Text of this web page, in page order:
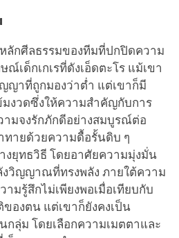
หลักศีลธรรมของทีมที่ปกปิดความ
เด็กเกเรที่ดังเอ็ดตะโร แม้เขา
ญญาที่ถูกมองว่าต่ำ แต่เขาก็มี
งวดซึ่งให้ความสำคัญกับการ
มจงรักภักดีอย่างสมบูรณ์ต่อ
ทายด้วยความดื้อรั้นดิบ ๆ
ยุทธวิธี โดยอาศัยความมุ่งมั่น
วิญญาณที่ทรงพลัง ภายใต้ความ
มรู้สึกไม่เพียงพอเมื่อเทียบกับ
องตน แต่เขาก็ยังคงเป็น
กลุ่ม โดยเลือกความเมตตาและ